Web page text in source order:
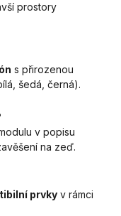
prostory
s přirozenou
šedá, černá).
v popisu
na zeď.
prvky v rámci